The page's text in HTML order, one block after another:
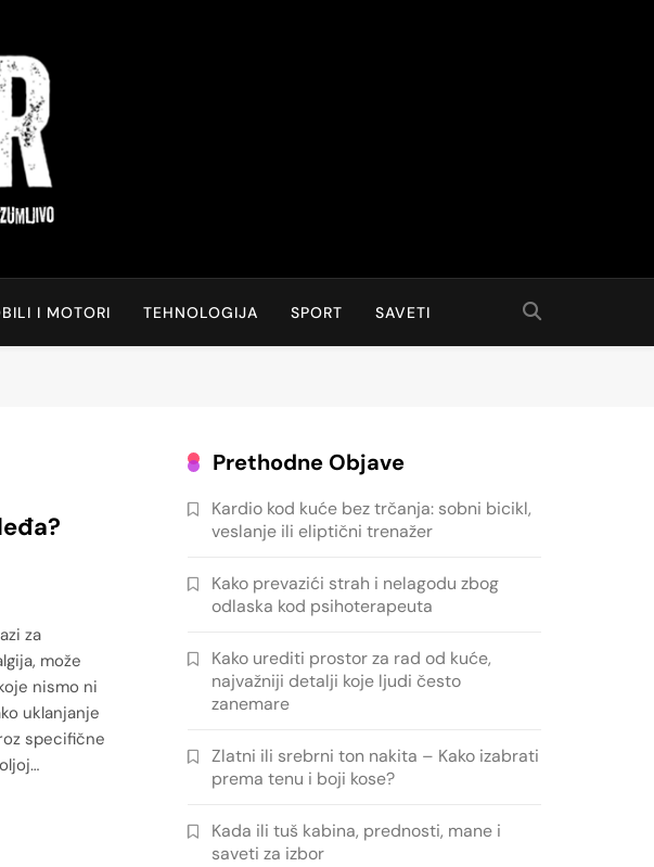
Razumljivo
I MOTORI TEHNOLOGIJA SPORT SAVETI
za
može
nismo ni
uklanjanje
specifične
Prethodne Objave
Kardio kod kuće bez trčanja: sobni bicikl,
veslanje ili eliptični trenažer
Kako prevazići strah i nelagodu zbog
odlaska kod psihoterapeuta
Kako urediti prostor za rad od kuće,
najvažniji detalji koje ljudi često
zanemare
Zlatni ili srebrni ton nakita – Kako izabrati
prema tenu i boji kose?
Kada ili tuš kabina, prednosti, mane i
saveti za izbor